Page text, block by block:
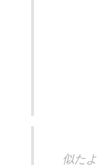
似た